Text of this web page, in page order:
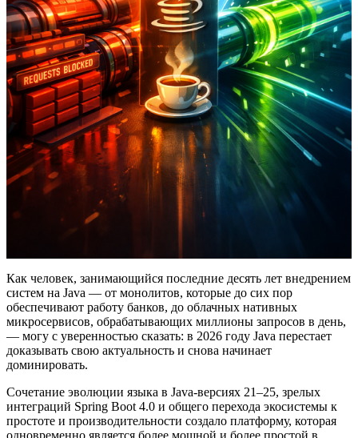
Как человек, занимающийся последние десять лет внедрением
систем на Java — от монолитов, которые до сих пор
обеспечивают работу банков, до облачных нативных
микросервисов, обрабатывающих миллионы запросов в день,
— могу с уверенностью сказать: в 2026 году Java перестает
доказывать свою актуальность и снова начинает
доминировать.
Сочетание эволюции языка в Java-версиях 21–25, зрелых
интеграций Spring Boot 4.0 и общего перехода экосистемы к
простоте и производительности создало платформу, которая
одновременно является более мощной и более простой в